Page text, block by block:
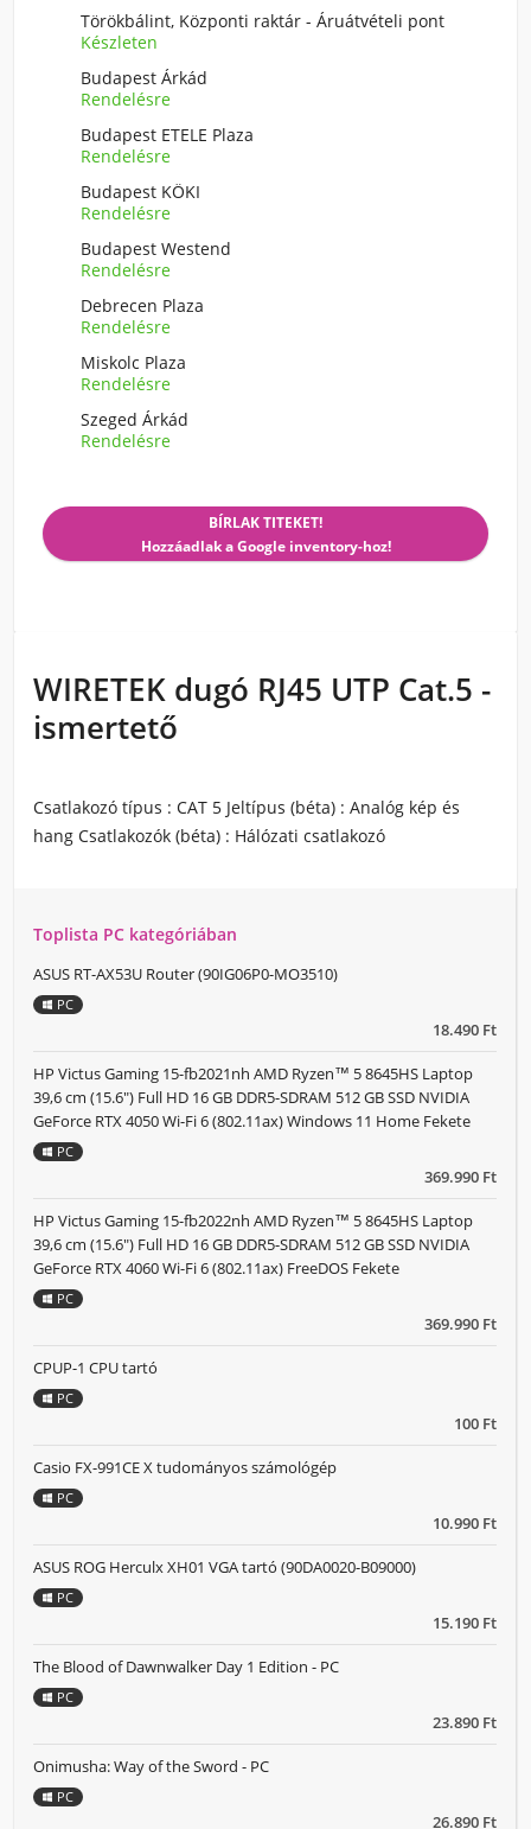
Törökbálint, Központi raktár - Áruátvételi pont
Készleten
Budapest Árkád
Rendelésre
Budapest ETELE Plaza
Rendelésre
Budapest KÖKI
Rendelésre
Budapest Westend
Rendelésre
Debrecen Plaza
Rendelésre
Miskolc Plaza
Rendelésre
Szeged Árkád
Rendelésre
BÍRLAK TITEKET!
Hozzáadlak a Google inventory-hoz!
WIRETEK dugó RJ45 UTP Cat.5 -
ismertető
Csatlakozó típus : CAT 5 Jeltípus (béta) : Analóg kép és
hang Csatlakozók (béta) : Hálózati csatlakozó
Toplista PC kategóriában
18.490 Ft
ASUS RT-AX53U Router (90IG06P0-MO3510)
PC
369.990 Ft
HP Victus Gaming 15-fb2021nh AMD Ryzen™ 5 8645HS Laptop
39,6 cm (15.6") Full HD 16 GB DDR5-SDRAM 512 GB SSD NVIDIA
GeForce RTX 4050 Wi-Fi 6 (802.11ax) Windows 11 Home Fekete
PC
369.990 Ft
HP Victus Gaming 15-fb2022nh AMD Ryzen™ 5 8645HS Laptop
39,6 cm (15.6") Full HD 16 GB DDR5-SDRAM 512 GB SSD NVIDIA
GeForce RTX 4060 Wi-Fi 6 (802.11ax) FreeDOS Fekete
PC
100 Ft
CPUP-1 CPU tartó
PC
10.990 Ft
Casio FX-991CE X tudományos számológép
PC
15.190 Ft
ASUS ROG Herculx XH01 VGA tartó (90DA0020-B09000)
PC
23.890 Ft
The Blood of Dawnwalker Day 1 Edition - PC
PC
26.890 Ft
Onimusha: Way of the Sword - PC
PC